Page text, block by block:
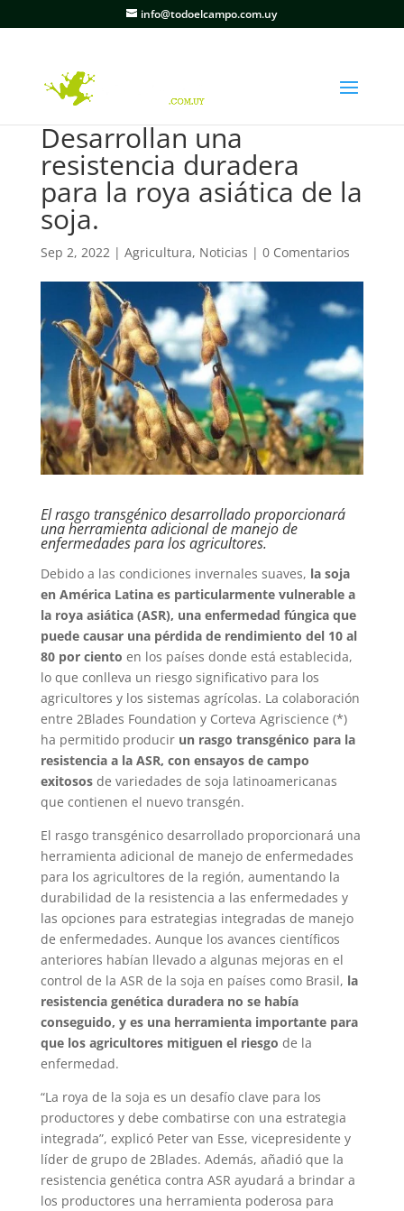
info@todoelcampo.com.uy
Desarrollan una
resistencia duradera
para la roya asiática de la
soja.
Sep 2, 2022| Agricultura, Noticias | 0 Comentarios
El rasgo transgénico desarrollado proporcionará
una herramienta adicional de manejo de
enfermedades para los agricultores.
Debido a las condiciones invernales suaves, la soja
en América Latina es particularmente vulnerable a
la roya asiática (ASR), una enfermedad fúngica que
puede causar una pérdida de rendimiento del 10 al
80 por ciento en los países donde está establecida,
lo que conlleva un riesgo significativo para los
agricultores y los sistemas agrícolas. La colaboración
entre 2Blades Foundation y Corteva Agriscience (*)
ha permitido producir un rasgo transgénico para la
resistencia a la ASR, con ensayos de campo
exitososde variedades de soja latinoamericanas
que contienen el nuevo transgén.
El rasgo transgénico desarrollado proporcionará una
herramienta adicional de manejo de enfermedades
para los agricultores de la región, aumentando la
durabilidad de la resistencia a las enfermedades y
las opciones para estrategias integradas de manejo
de enfermedades. Aunque los avances científicos
anteriores habían llevado a algunas mejoras en el
control de la ASR de la soja en países como Brasil, la
resistencia genética duradera no se había
conseguido, y es una herramienta importante para
que los agricultores mitiguen el riesgo de la
enfermedad.
“La roya de la soja es un desafío clave para los
productores y debe combatirse con una estrategia
integrada”, explicó Peter van Esse, vicepresidente y
líder de grupo de 2Blades. Además, añadió que la
resistencia genética contra ASR ayudará a brindar a
los productores una herramienta poderosa para